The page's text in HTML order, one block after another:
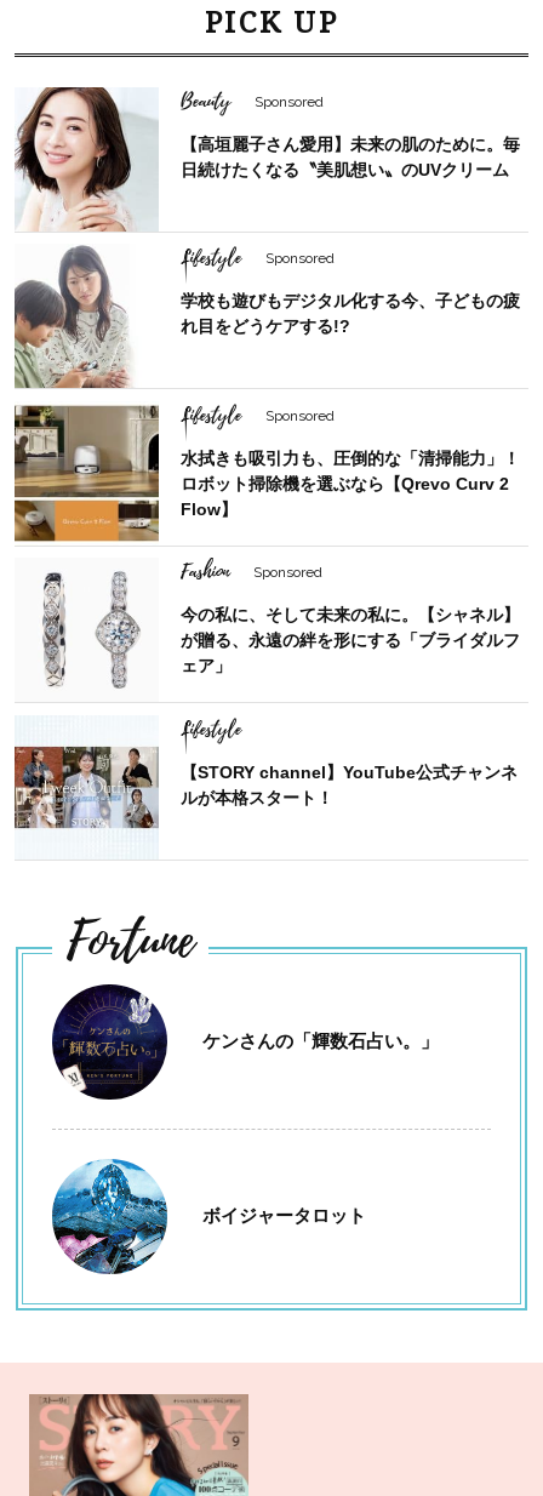
PICK UP
Beauty Sponsored
【高垣麗子さん愛用】未来の肌のために。毎
日続けたくなる〝美肌想い〟のUVクリーム
Lifestyle Sponsored
学校も遊びもデジタル化する今、子どもの疲
れ目をどうケアする!?
Lifestyle Sponsored
水拭きも吸引力も、圧倒的な「清掃能力」！
ロボット掃除機を選ぶなら【Qrevo Curv 2
Flow】
Fashion Sponsored
今の私に、そして未来の私に。【シャネル】
が贈る、永遠の絆を形にする「ブライダルフ
ェア」
Lifestyle
【STORY channel】YouTube公式チャンネ
ルが本格スタート！
Fortune
ケンさんの「輝数石占い。」
ボイジャータロット